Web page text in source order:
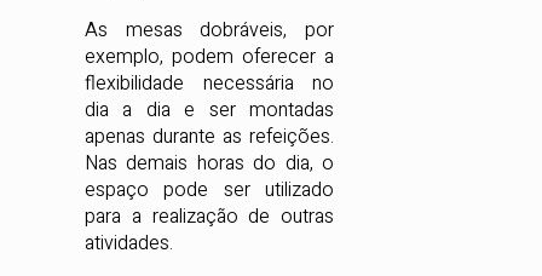
As mesas dobráveis, por
exemplo, podem oferecer a
flexibilidade necessária no
dia a dia e ser montadas
apenas durante as refeições.
Nas demais horas do dia, o
espaço pode ser utilizado
para a realização de outras
atividades.